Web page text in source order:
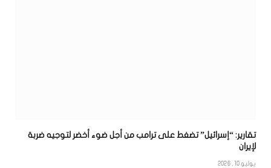
تقارير: “إسرائيل” تضغط على ترامب من أجل ضوء أخضر لتوجيه ضربة
لإيران
يوليو 10, 2026